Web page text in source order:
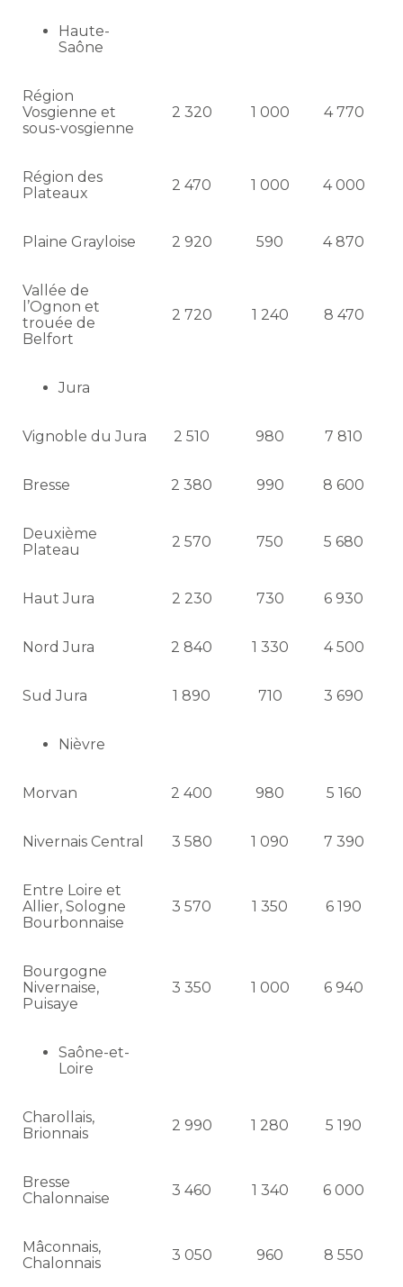
Haute-
Saône
Région
Vosgienne et
sous-vosgienne
2 320 1 000 4 770
Région des
Plateaux
2 470 1 000 4 000
Plaine Grayloise 2 920 590 4 870
Vallée de
l’Ognon et
trouée de
Belfort
2 720 1 240 8 470
Jura
Vignoble du Jura 2 510 980 7 810
Bresse 2 380 990 8 600
Deuxième
Plateau
2 570 750 5 680
Haut Jura 2 230 730 6 930
Nord Jura 2 840 1 330 4 500
Sud Jura 1 890 710 3 690
Nièvre
Morvan 2 400 980 5 160
Nivernais Central 3 580 1 090 7 390
Entre Loire et
Allier, Sologne
Bourbonnaise
3 570 1 350 6 190
Bourgogne
Nivernaise,
Puisaye
3 350 1 000 6 940
Saône-et-
Loire
Charollais,
Brionnais
2 990 1 280 5 190
Bresse
Chalonnaise
3 460 1 340 6 000
Mâconnais,
Chalonnais
3 050 960 8 550